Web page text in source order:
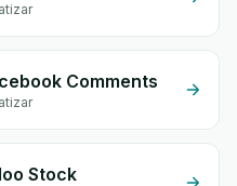
Comments
Stock